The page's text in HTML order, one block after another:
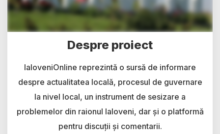
Despre proiect
IaloveniOnline reprezintă o sursă de informare
despre actualitatea locală, procesul de guvernare
la nivel local, un instrument de sesizare a
problemelor din raionul Ialoveni, dar și o platformă
pentru discuții și comentarii.